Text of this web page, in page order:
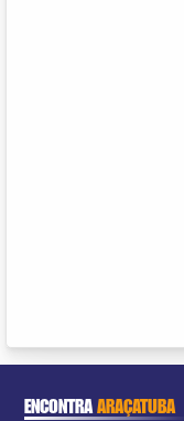
ENCONTRAARAÇATUBA